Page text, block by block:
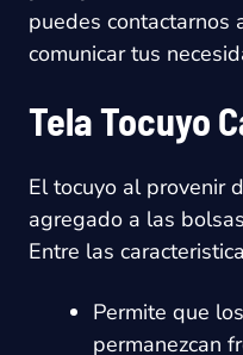
puedes contactarnos
comunicar tus
Tela Tocuyo
El tocuyo al provenir
agregado a las
Entre las
Permite que
permanezcan